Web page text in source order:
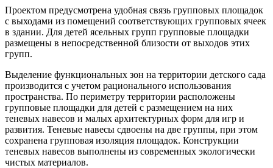
Проектом предусмотрена удобная связь групповых площадок
с выходами из помещений соответствующих групповых ячеек
в здании. Для детей ясельных групп групповые площадки
размещены в непосредственной близости от выходов этих
групп.
Выделение функциональных зон на территории детского сада
производится с учетом рационального использования
пространства. По периметру территории расположены
групповые площадки для детей с размещением на них
теневых навесов и малых архитектурных форм для игр и
развития. Теневые навесы сдвоены на две группы, при этом
сохранена групповая изоляция площадок. Конструкции
теневых навесов выполнены из современных экологически
чистых материалов.